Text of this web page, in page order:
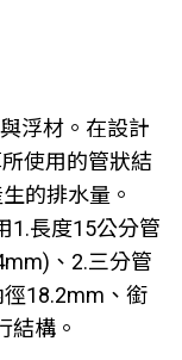
浮材。在設計
使用的管狀結
的排水量。
1.長度15公分管
、2.三分管
18.2mm、銜
結構。